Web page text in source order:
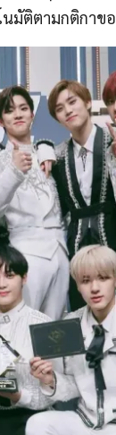
มัติตามกติกาข